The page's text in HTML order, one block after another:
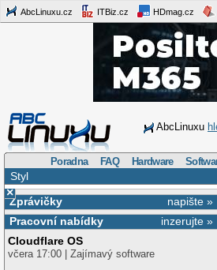
AbcLinuxu.cz ITBiz.cz HDmag.cz
AbcLinuxu
Poradna FAQ Hardware
Styl
×
napište »
Zprávičky
inzerujte »
Pracovní nabídky
Cloudflare OS
včera 17:00 | Zajímavý software